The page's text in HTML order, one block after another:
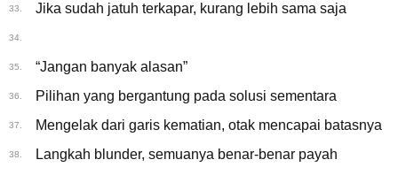
33. Jika sudah jatuh terkapar, kurang lebih sama saja
34.
35. “Jangan banyak alasan”
36. Pilihan yang bergantung pada solusi sementara
37. Mengelak dari garis kematian, otak mencapai batasnya
38. Langkah blunder, semuanya benar-benar payah